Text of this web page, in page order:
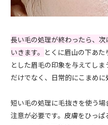
長い毛の処理が終わったら、
いきます。 とくに眉山の下あ
とした眉毛の印象を与えてし
だけでなく、日常的にこまめに
短い毛の処理に毛抜きを使う
注意が必要です。皮膚をひっ